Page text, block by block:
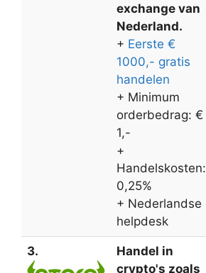
exchange van
Nederland.
+ Eerste €
1000,- gratis
handelen
+ Minimum
orderbedrag: €
1,-
+
Handelskosten:
0,25%
+ Nederlandse
helpdesk
3.
Handel in
crypto's zoals